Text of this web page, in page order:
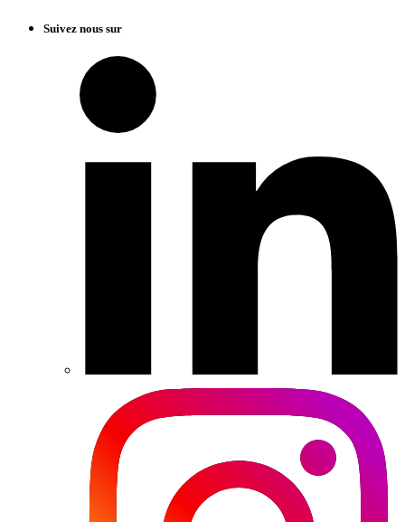
Suivez nous sur